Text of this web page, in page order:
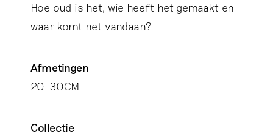
Hoe oud is het, wie heeft het gemaakt en
waar komt het vandaan?
Afmetingen
20-30CM
Collectie